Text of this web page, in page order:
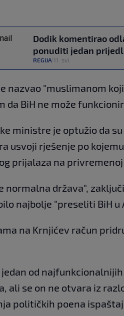
Dodik komentirao
ponuditi jedan
REGIJA 11. svi.
nazvao "muslimanom
da BiH ne može
ministre je optužio da
usvoji rješenje po
prijalaza na
normalna država",
najbolje "preseliti BiH u
na Krnjićev račun
od
ali se on ne otvara iz
političkih poena